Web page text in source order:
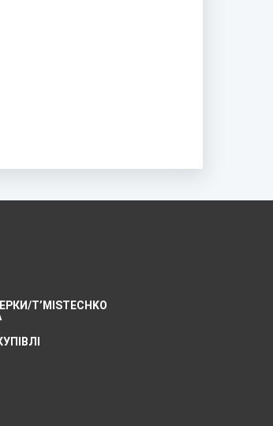
T’MISTECHKO